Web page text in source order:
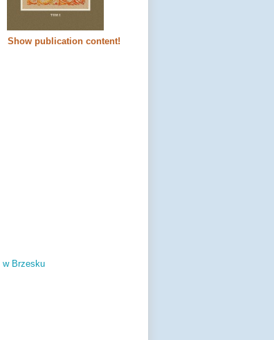
Show publication content!
w Brzesku